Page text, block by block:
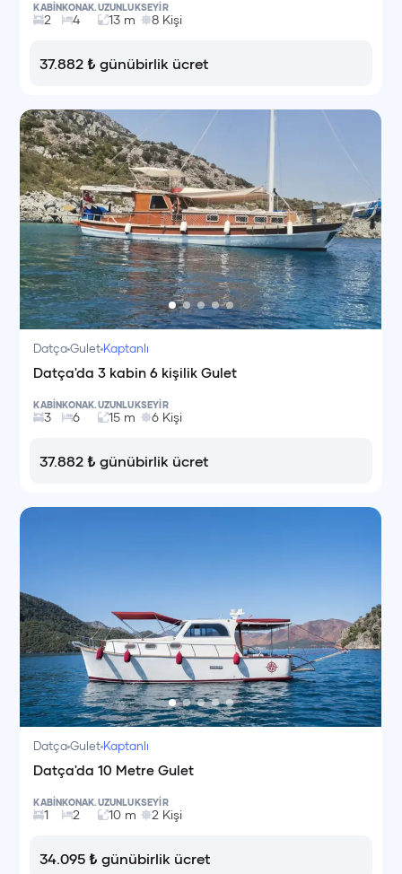
KABİN
2
KONAK.
4
UZUNLUK
13 m
SEYİR
8 Kişi
37.882 ₺ günübirlik ücret
DatçaGulet Kaptanlı
Datça'da 3 kabin 6 kişilik Gulet
KABİN
3
KONAK.
6
UZUNLUK
15 m
SEYİR
6 Kişi
37.882 ₺ günübirlik ücret
DatçaGulet Kaptanlı
Datça'da 10 Metre Gulet
KABİN
1
KONAK.
2
UZUNLUK
10 m
SEYİR
2 Kişi
34.095 ₺ günübirlik ücret